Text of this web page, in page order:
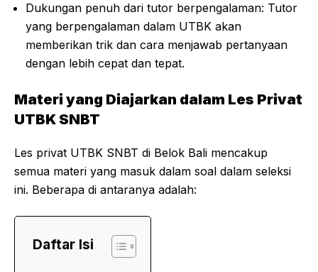
Dukungan penuh dari tutor berpengalaman: Tutor
yang berpengalaman dalam UTBK akan
memberikan trik dan cara menjawab pertanyaan
dengan lebih cepat dan tepat.
Materi yang Diajarkan dalam Les Privat
UTBK SNBT
Les privat UTBK SNBT di Belok Bali mencakup
semua materi yang masuk dalam soal dalam seleksi
ini. Beberapa di antaranya adalah:
Daftar Isi